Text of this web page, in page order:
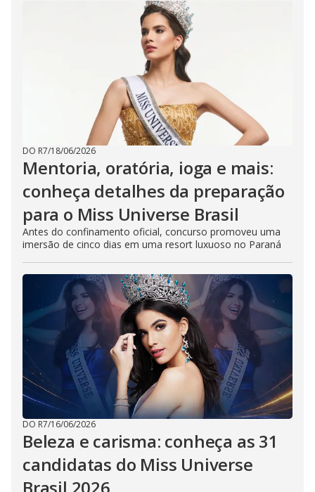
DO R7/18/06/2026
Mentoria, oratória, ioga e mais:
conheça detalhes da preparação
para o Miss Universe Brasil
Antes do confinamento oficial, concurso promoveu uma
imersão de cinco dias em uma resort luxuoso no Paraná
DO R7/16/06/2026
Beleza e carisma: conheça as 31
candidatas do Miss Universe